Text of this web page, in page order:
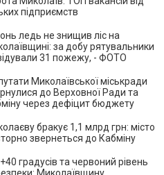
підприємств
ледь не знищив ліс на
за добу рятувальники
31 пожежу, - ФОТО
Миколаївської міськради
до Верховної Ради та
через дефіцит бюджету
бракує 1,1 млрд грн: місто
звернеться до Кабміну
градусів та червоний рівень